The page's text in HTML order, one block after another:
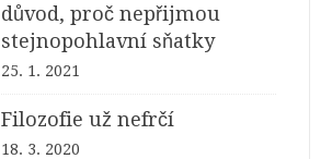
důvod, proč nepřijmou
stejnopohlavní sňatky
25. 1. 2021
Filozofie už nefrčí
18. 3. 2020